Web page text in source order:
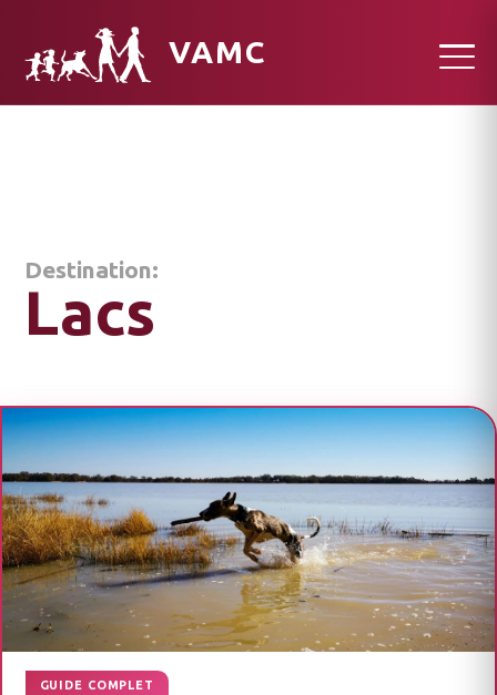
VAMC
Destination:
Lacs
GUIDE COMPLET